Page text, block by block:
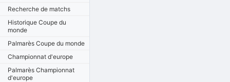
Recherche de matchs
Historique Coupe du
monde
Palmarès Coupe du monde
Championnat d'europe
Palmarès Championnat
d'europe